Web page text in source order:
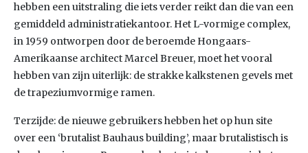
hebben een uitstraling die iets verder reikt dan die van een
gemiddeld administratiekantoor. Het L-vormige complex,
in 1959 ontworpen door de beroemde Hongaars-
Amerikaanse architect Marcel Breuer, moet het vooral
hebben van zijn uiterlijk: de strakke kalkstenen gevels met
de trapeziumvormige ramen.
Terzijde: de nieuwe gebruikers hebben het op hun site
over een ‘brutalist Bauhaus building’, maar brutalistisch is